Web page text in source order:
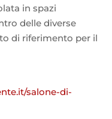
in spazi
delle diverse
di riferimento per il
salone-di-